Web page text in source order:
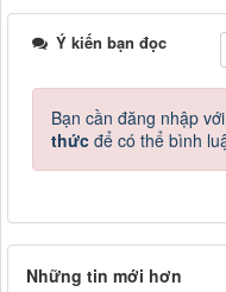
Ý kiến bạn đọc
Bạn cần đăng nhập
thức để có thể bình
Những tin mới hơn